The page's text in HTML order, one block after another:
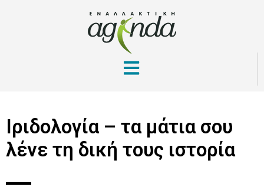
Ιριδολογία – τα μάτια σου
λένε τη δική τους ιστορία